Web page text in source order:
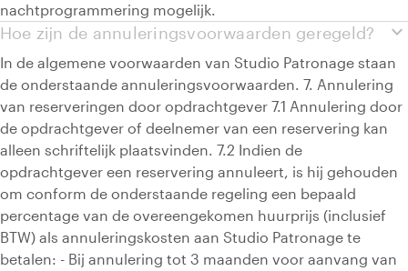
nachtprogrammering mogelijk.
expand_more
Hoe zijn de annuleringsvoorwaarden geregeld?
In de algemene voorwaarden van Studio Patronage staan
de onderstaande annuleringsvoorwaarden. 7. Annulering
van reserveringen door opdrachtgever 7.1 Annulering door
de opdrachtgever of deelnemer van een reservering kan
alleen schriftelijk plaatsvinden. 7.2 Indien de
opdrachtgever een reservering annuleert, is hij gehouden
om conform de onderstaande regeling een bepaald
percentage van de overeengekomen huurprijs (inclusief
BTW) als annuleringskosten aan Studio Patronage te
betalen: - Bij annulering tot 3 maanden voor aanvang van